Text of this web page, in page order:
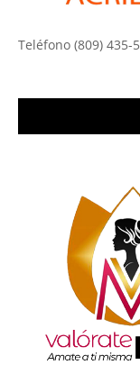
Teléfono (809) 435-